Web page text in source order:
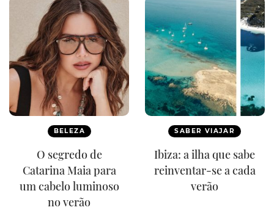
BELEZA
O segredo de
Catarina Maia para
um cabelo luminoso
no verão
SABER VIAJAR
Ibiza: a ilha que sabe
reinventar-se a cada
verão